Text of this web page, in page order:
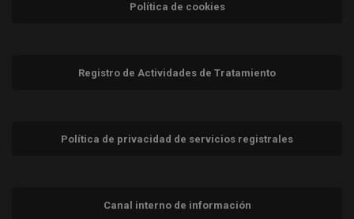
Política de cookies
Registro de Actividades de Tratamiento
Política de privacidad de servicios registrales
Canal interno de información